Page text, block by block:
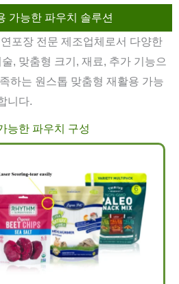
가능한 파우치 솔루션
포장 전문 제조업체로서 다양한
, 맞춤형 크기, 재료, 추가 기능으
하는 원스톱 맞춤형 재활용 가능
니다.
능한 파우치 구성